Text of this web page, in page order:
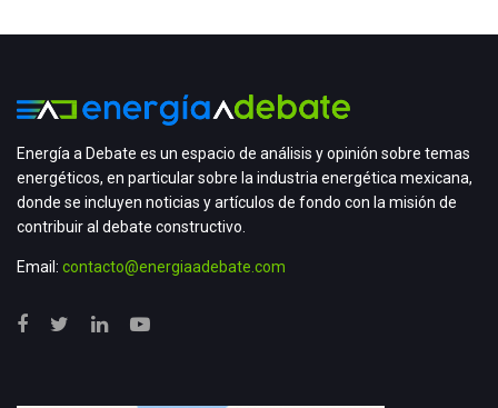
Energía a Debate es un espacio de análisis y opinión sobre temas
energéticos, en particular sobre la industria energética mexicana,
donde se incluyen noticias y artículos de fondo con la misión de
contribuir al debate constructivo.
Email: contacto@energiaadebate.com